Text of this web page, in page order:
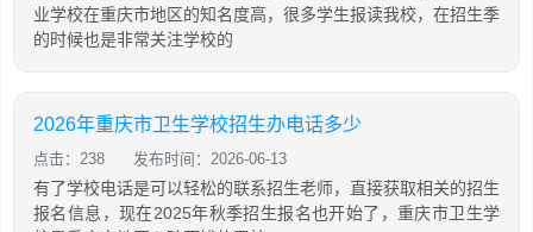
业学校在重庆市地区的知名度高，很多学生报读我校，在招生季
的时候也是非常关注学校的
2026年重庆市卫生学校招生办电话多少
点击：238 发布时间：2026-06-13
有了学校电话是可以轻松的联系招生老师，直接获取相关的招生
报名信息，现在2025年秋季招生报名也开始了，重庆市卫生学